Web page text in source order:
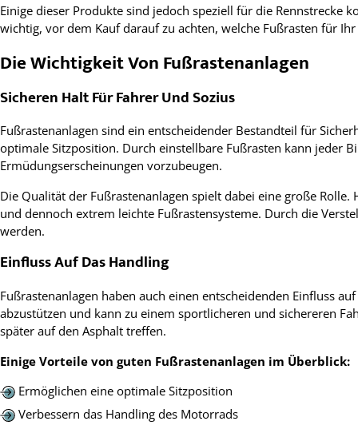
Einige dieser Produkte sind jedoch speziell für die Rennstrecke
wichtig, vor dem Kauf darauf zu achten, welche Fußrasten für
Die Wichtigkeit Von Fußrastenanlagen
Sicheren Halt Für Fahrer Und Sozius
Fußrastenanlagen sind ein entscheidender Bestandteil für
optimale Sitzposition. Durch einstellbare Fußrasten kann jeder
Ermüdungserscheinungen vorzubeugen.
Die Qualität der Fußrastenanlagen spielt dabei eine große
und dennoch extrem leichte Fußrastensysteme. Durch die
werden.
Einfluss Auf Das Handling
Fußrastenanlagen haben auch einen entscheidenden Einfluss
abzustützen und kann zu einem sportlicheren und sichereren
später auf den Asphalt treffen.
Einige Vorteile von guten Fußrastenanlagen im Überblick:
Ermöglichen eine optimale Sitzposition
Verbessern das Handling des Motorrads